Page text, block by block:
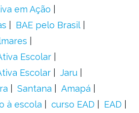
em Ação
BAE pelo Brasil
Escolar
Escolar
Jaru
Santana
Amapá
à escola curso EAD
EAD